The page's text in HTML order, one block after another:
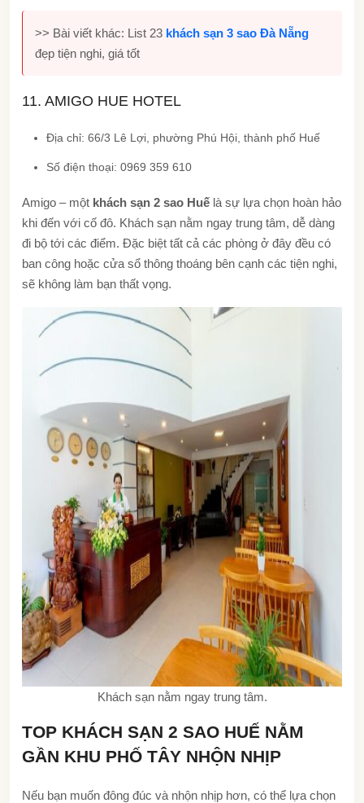
>> Bài viết khác: List 23 khách sạn 3 sao Đà Nẵng
đẹp tiện nghi, giá tốt
11. AMIGO HUE HOTEL
Địa chỉ: 66/3 Lê Lợi, phường Phú Hội, thành phố Huế
Số điện thoại: 0969 359 610
Amigo – một khách sạn 2 sao Huế là sự lựa chọn hoàn hảo
khi đến với cố đô. Khách sạn nằm ngay trung tâm, dễ dàng
đi bộ tới các điểm. Đặc biệt tất cả các phòng ở đây đều có
ban công hoặc cửa sổ thông thoáng bên cạnh các tiện nghi,
sẽ không làm bạn thất vọng.
Khách sạn nằm ngay trung tâm.
TOP KHÁCH SẠN 2 SAO HUẾ NẰM
GẦN KHU PHỐ TÂY NHỘN NHỊP
Nếu bạn muốn đông đúc và nhộn nhịp hơn, có thể lựa chọn